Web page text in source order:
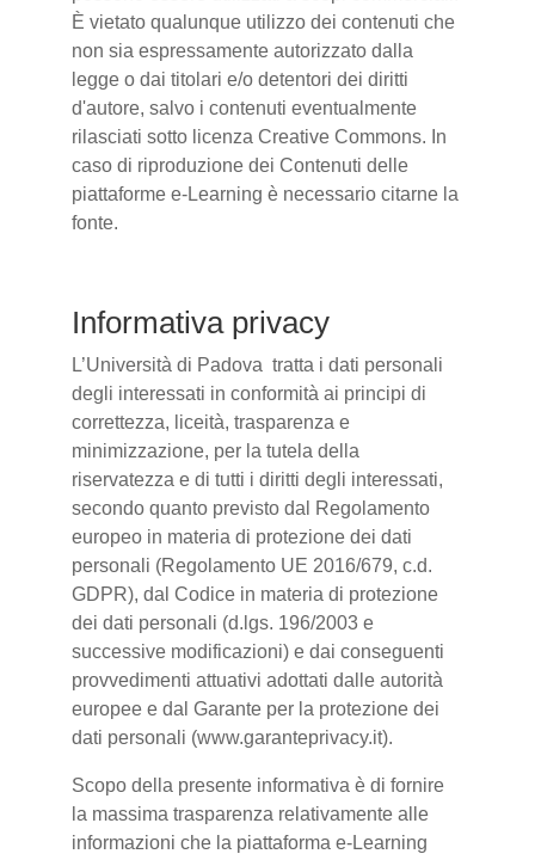
È vietato qualunque utilizzo dei contenuti che
non sia espressamente autorizzato dalla
legge o dai titolari e/o detentori dei diritti
d'autore, salvo i contenuti eventualmente
rilasciati sotto licenza Creative Commons. In
caso di riproduzione dei Contenuti delle
piattaforme e-Learning è necessario citarne la
fonte.
Informativa privacy
L’Università di Padova tratta i dati personali
degli interessati in conformità ai principi di
correttezza, liceità, trasparenza e
minimizzazione, per la tutela della
riservatezza e di tutti i diritti degli interessati,
secondo quanto previsto dal Regolamento
europeo in materia di protezione dei dati
personali (Regolamento UE 2016/679, c.d.
GDPR), dal Codice in materia di protezione
dei dati personali (d.lgs. 196/2003 e
successive modificazioni) e dai conseguenti
provvedimenti attuativi adottati dalle autorità
europee e dal Garante per la protezione dei
dati personali (www.garanteprivacy.it).
Scopo della presente informativa è di fornire
la massima trasparenza relativamente alle
informazioni che la piattaforma e-Learning